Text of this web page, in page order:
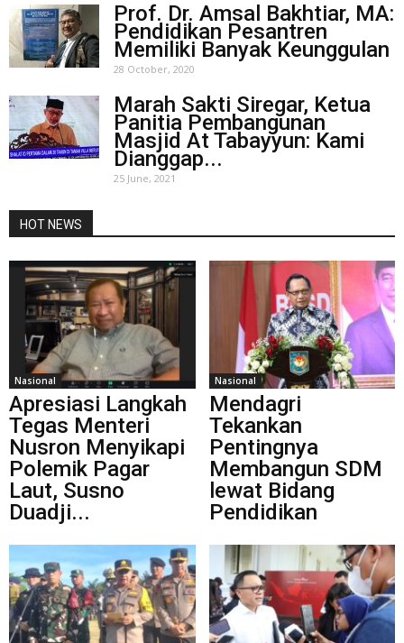
Prof. Dr. Amsal Bakhtiar, MA:
Pendidikan Pesantren
Memiliki Banyak Keunggulan
28 October, 2020
Marah Sakti Siregar, Ketua
Panitia Pembangunan
Masjid At Tabayyun: Kami
Dianggap...
25 June, 2021
HOT NEWS
Nasional
Apresiasi Langkah
Tegas Menteri
Nusron Menyikapi
Polemik Pagar
Laut, Susno
Duadji...
Nasional
Mendagri
Tekankan
Pentingnya
Membangun SDM
lewat Bidang
Pendidikan